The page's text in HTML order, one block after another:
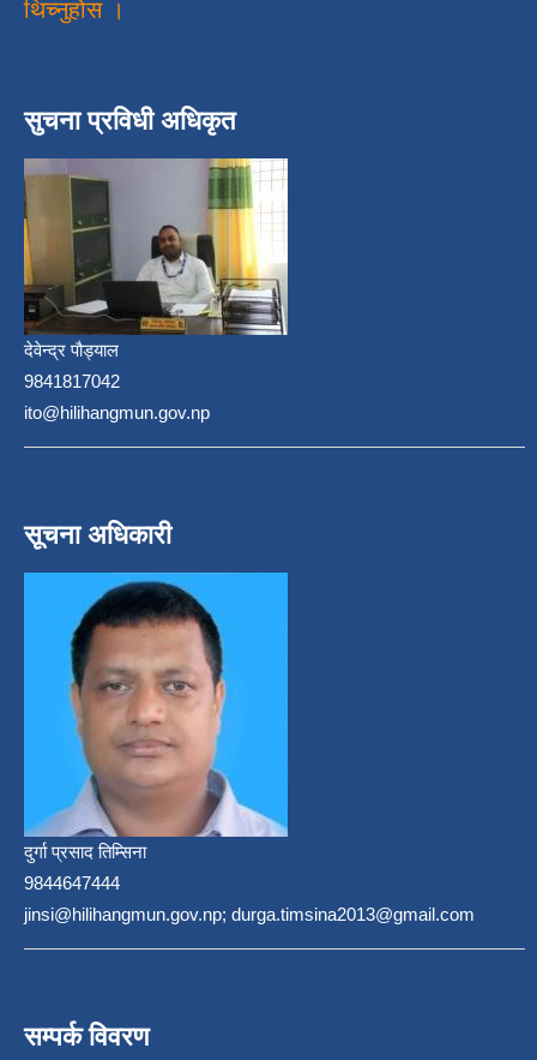
थिच्नुहोस ।
सुचना प्रविधी अधिकृत
देवेन्द्र पौड्याल
9841817042
ito@hilihangmun.gov.np
सूचना अधिकारी
दुर्गा प्रसाद तिम्सिना
9844647444
jinsi@hilihangmun.gov.np; durga.timsina2013@gmail.com
सम्पर्क विवरण